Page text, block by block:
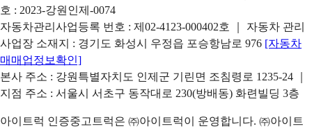
호 : 2023-강원인제-0074
자동차관리사업등록 번호 : 제02-4123-000402호 ｜ 자동차 관리
사업장 소재지 : 경기도 화성시 우정읍 포승항남로 976 [자동차
매매업정보확인]
본사 주소 : 강원특별자치도 인제군 기린면 조침령로 1235-24 ｜
지점 주소 : 서울시 서초구 동작대로 230(방배동) 화련빌딩 3층
아이트럭 인증중고트럭은 ㈜아이트럭이 운영합니다. ㈜아이트